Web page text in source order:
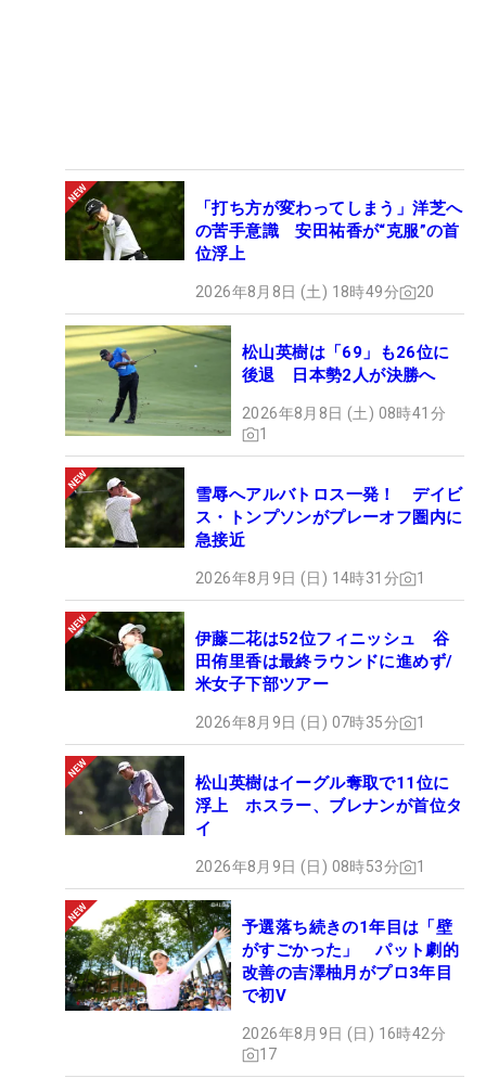
「打ち方が変わってしまう」洋芝へ
の苦手意識 安田祐香が“克服”の首
位浮上
2026年8月8日 (土) 18時49分 20
松山英樹は「69」も26位に
後退 日本勢2人が決勝へ
2026年8月8日 (土) 08時41分
1
雪辱へアルバトロス一発！ デイビ
ス・トンプソンがプレーオフ圏内に
急接近
2026年8月9日 (日) 14時31分 1
伊藤二花は52位フィニッシュ 谷
田侑里香は最終ラウンドに進めず/
米女子下部ツアー
2026年8月9日 (日) 07時35分 1
松山英樹はイーグル奪取で11位に
浮上 ホスラー、ブレナンが首位タ
イ
2026年8月9日 (日) 08時53分 1
予選落ち続きの1年目は「壁
がすごかった」 パット劇的
改善の吉澤柚月がプロ3年目
で初V
2026年8月9日 (日) 16時42分
17